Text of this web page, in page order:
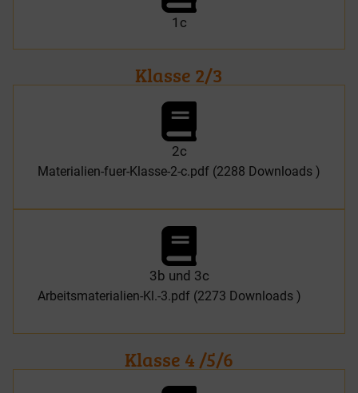
1c
Klasse 2/3
2c
Materialien-fuer-Klasse-2-c.pdf (2288 Downloads )
3b und 3c
Arbeitsmaterialien-Kl.-3.pdf (2273 Downloads )
Klasse 4 /5/6